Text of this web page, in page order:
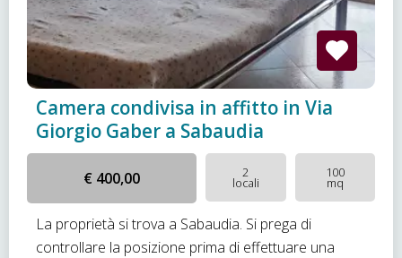
Camera condivisa in affitto in Via
Giorgio Gaber a Sabaudia
€ 400,00 2
locali
100
mq
La proprietà si trova a Sabaudia. Si prega di
controllare la posizione prima di effettuare una